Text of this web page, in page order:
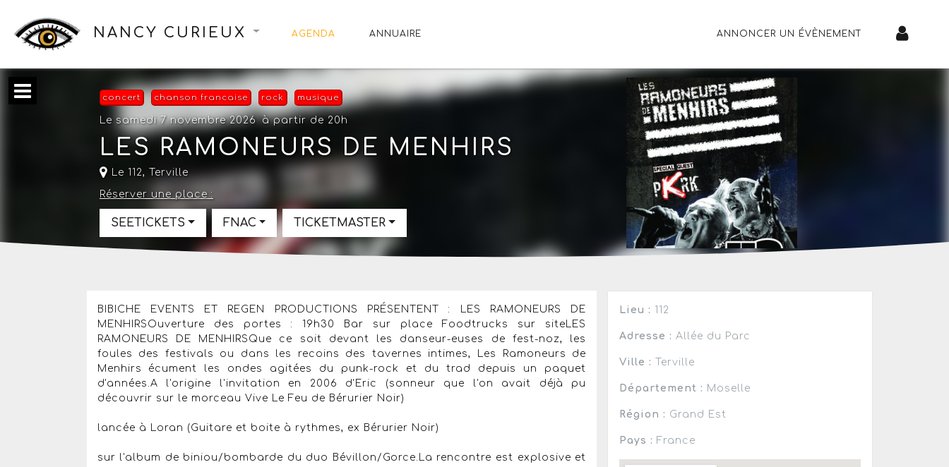
NANCY CURIEUX AGENDA ANNUAIRE ANNONCER UN ÉVÈNEMENT
concert chanson francaise rock musique
Le samedi 7 novembre 2026 à partir de 20h
LES RAMONEURS DE MENHIRS
Le 112, Terville
Réserver une place :
SEETICKETS FNAC TICKETMASTER
BIBICHE EVENTS ET REGEN PRODUCTIONS PRÉSENTENT : LES RAMONEURS DE
MENHIRSOuverture des portes : 19h30 Bar sur place Foodtrucks sur siteLES
RAMONEURS DE MENHIRSQue ce soit devant les danseur-euses de fest-noz, les
foules des festivals ou dans les recoins des tavernes intimes, Les Ramoneurs de
Menhirs écument les ondes agitées du punk-rock et du trad depuis un paquet
d'années.A l'origine l'invitation en 2006 d'Eric (sonneur que l'on avait déjà pu
découvrir sur le morceau Vive Le Feu de Bérurier Noir)
lancée à Loran (Guitare et boite à rythmes, ex Bérurier Noir)
sur l'album de biniou/bombarde du duo Bévillon/Gorce.La rencontre est explosive et
Lieu : 112
Adresse : Allée du Parc
Ville : Terville
Département : Moselle
Région : Grand Est
Pays : France